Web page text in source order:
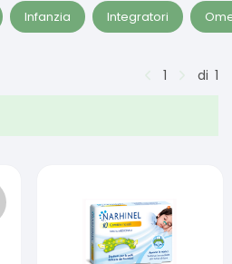
Infanzia Integratori
1 di 1